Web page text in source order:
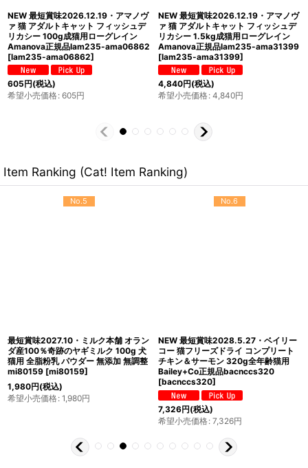
NEW 最短賞味2027.4・アマノヴァ
猫 パウチ ステアライズド チキン85g
成猫用コンプリート食Amanova正規
品lam410-ama35779 [lam410-
ama35779]
440円(税込)
希望小売価格: 440円
NEW 最短賞味2026.11.13・アマノヴ
ァ 猫 ステアライズド キャット サーモ
ン デラックス 300g避妊去勢成猫用ロ
ーグレインAmanova正規品lam233-
ama31269 [lam233-ama31269
1,485円(税込)
希望小売価格: 1,485円
Item Ranking (Cat! Item Ranking)
No.5
最短賞味2027.10・ミルク本舗 オラン
ダ産100％奇跡のヤギミルク 100g 犬
猫用 全脂粉乳 パウダー 無添加 無調整
mi80159 [mi80159]
1,980円(税込)
希望小売価格: 1,980円
No.6
NEW 最短賞味2028.5.27・ベイリー
コー 猫フリーズドライ コンプリート
チキン＆サーモン 320g全年齢猫用
Bailey+Co正規品bacnccs320
[bacnccs320]
7,326円(税込)
希望小売価格: 7,326円